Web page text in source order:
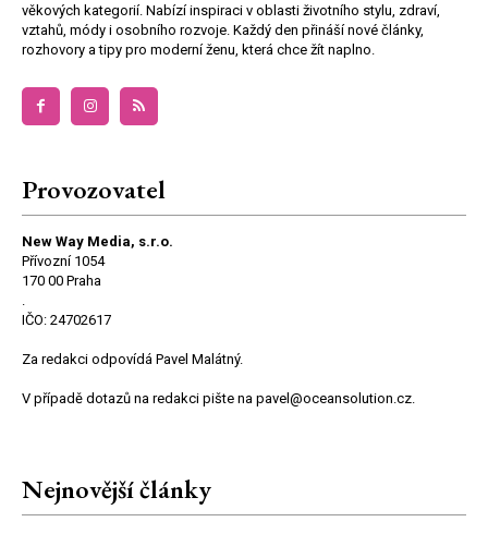
věkových kategorií. Nabízí inspiraci v oblasti životního stylu, zdraví,
vztahů, módy i osobního rozvoje. Každý den přináší nové články,
rozhovory a tipy pro moderní ženu, která chce žít naplno.
Provozovatel
New Way Media, s.r.o.
Přívozní 1054
170 00 Praha
IČO: 24702617
Za redakci odpovídá Pavel Malátný.
V případě dotazů na redakci pište na pavel@oceansolution.cz.
Nejnovější články